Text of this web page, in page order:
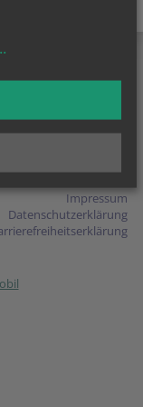
Marienpl. 1
2130 Mistelbach
Impressum
Datenschutzerklärung